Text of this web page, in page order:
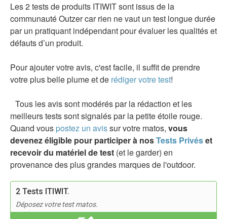
Les 2 tests de produits ITIWIT sont issus de la
communauté Outzer car rien ne vaut un test longue durée
par un pratiquant indépendant pour évaluer les qualités et
défauts d’un produit.
Pour ajouter votre avis, c'est facile, il suffit de prendre
votre plus belle plume et de rédiger votre test!
Tous les avis sont modérés par la rédaction et les
meilleurs tests sont signalés par la petite étoile rouge.
Quand vous postez un avissur votre matos, vous
devenez éligible pour participer à nosTests Privéset
recevoir du matériel de test (et le garder) en
provenance des plus grandes marques de l'outdoor.
2 Tests ITIWIT.
Déposez votre test matos.